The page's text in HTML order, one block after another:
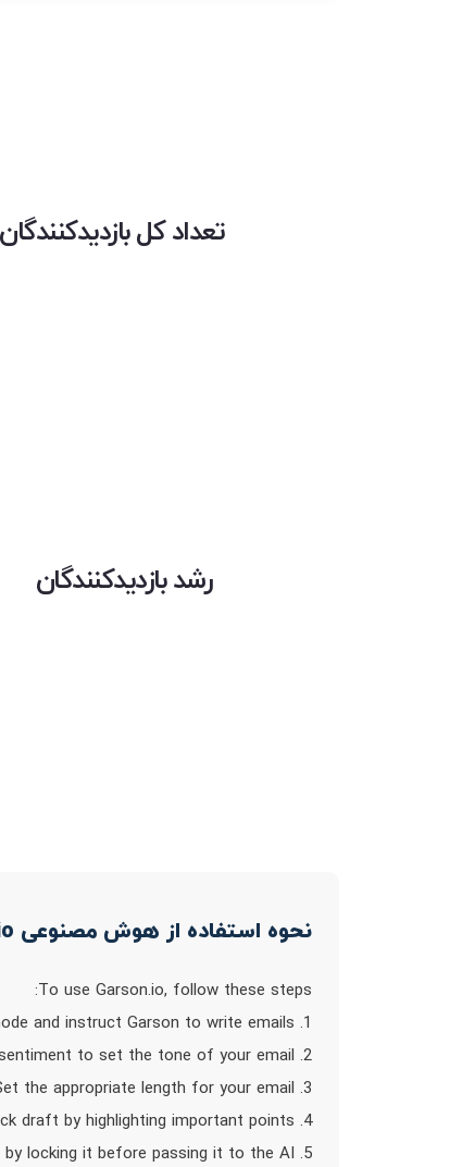
تعداد کل بازدیدکنندگان
رشد بازدیدکنندگان
نحوه استفاده از هوش مصنوعی Garson.io!
To use Garson.io, follow these steps:
1. Select the email mode and instruct Garson to write emails.
2. Choose the desired sentiment to set the tone of your email.
3. Set the appropriate length for your email.
4. Provide a quick draft by highlighting important points.
5. Protect sensitive data by locking it before passing it to the AI.